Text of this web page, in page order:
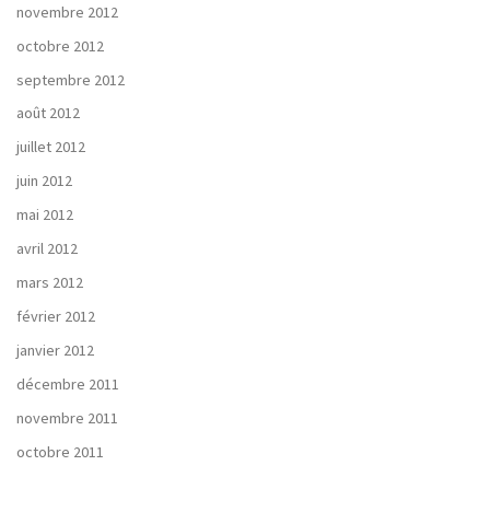
novembre 2012
octobre 2012
septembre 2012
août 2012
juillet 2012
juin 2012
mai 2012
avril 2012
mars 2012
février 2012
janvier 2012
décembre 2011
novembre 2011
octobre 2011